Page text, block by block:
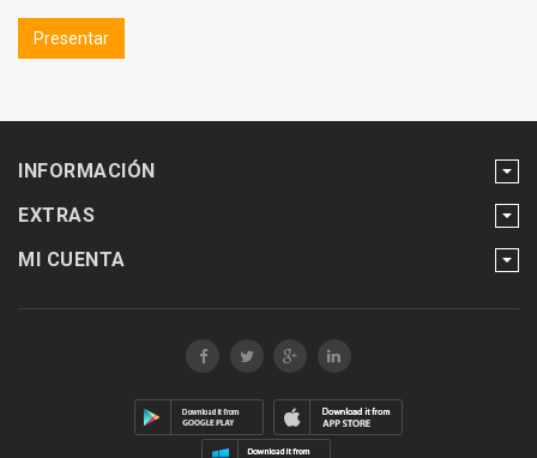
INFORMACIÓN
EXTRAS
MI CUENTA